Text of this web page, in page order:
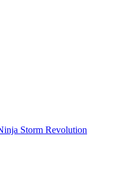
Storm Revolution